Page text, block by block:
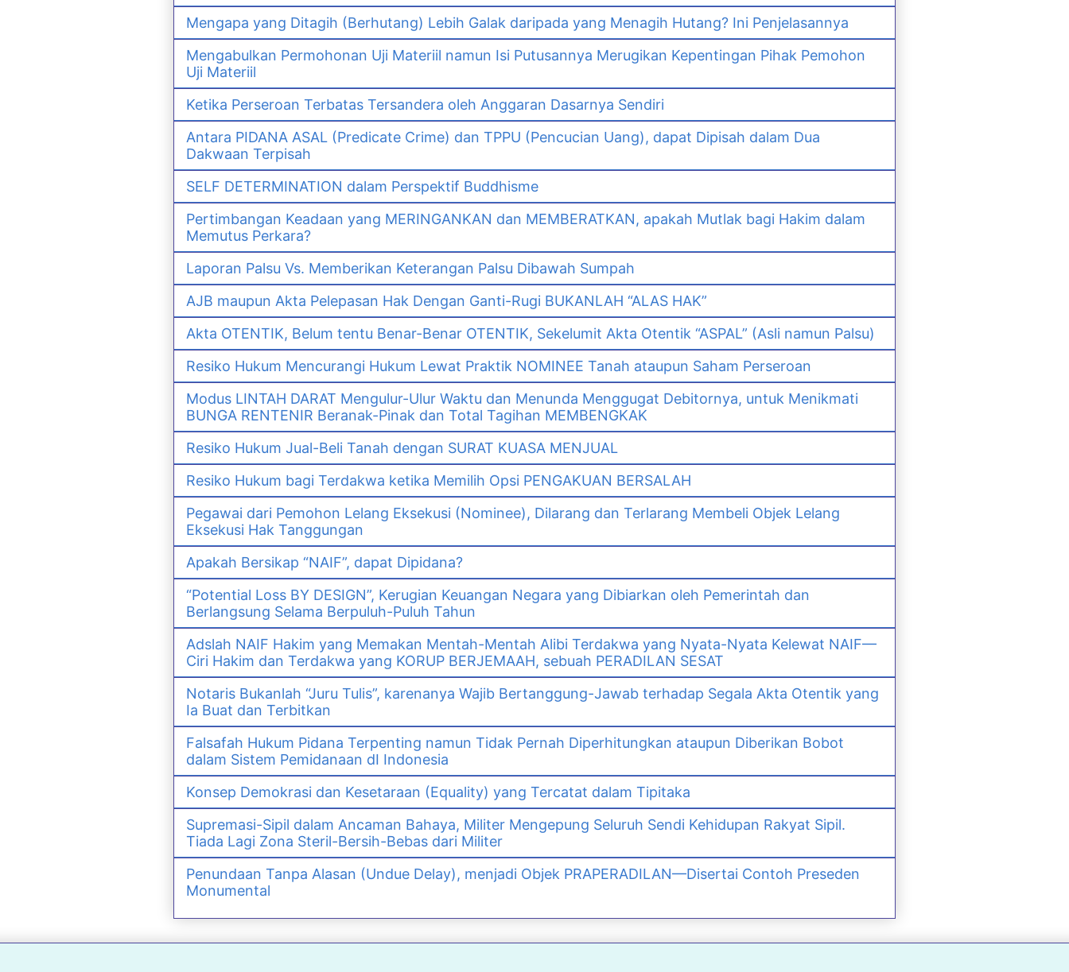
Mengapa yang Ditagih (Berhutang) Lebih Galak daripada yang Menagih Hutang? Ini Penjelasannya
Mengabulkan Permohonan Uji Materiil namun Isi Putusannya Merugikan Kepentingan Pihak Pemohon
Uji Materiil
Ketika Perseroan Terbatas Tersandera oleh Anggaran Dasarnya Sendiri
Antara PIDANA ASAL (Predicate Crime) dan TPPU (Pencucian Uang), dapat Dipisah dalam Dua
Dakwaan Terpisah
SELF DETERMINATION dalam Perspektif Buddhisme
Pertimbangan Keadaan yang MERINGANKAN dan MEMBERATKAN, apakah Mutlak bagi Hakim dalam
Memutus Perkara?
Laporan Palsu Vs. Memberikan Keterangan Palsu Dibawah Sumpah
AJB maupun Akta Pelepasan Hak Dengan Ganti-Rugi BUKANLAH “ALAS HAK”
Akta OTENTIK, Belum tentu Benar-Benar OTENTIK, Sekelumit Akta Otentik “ASPAL” (Asli namun Palsu)
Resiko Hukum Mencurangi Hukum Lewat Praktik NOMINEE Tanah ataupun Saham Perseroan
Modus LINTAH DARAT Mengulur-Ulur Waktu dan Menunda Menggugat Debitornya, untuk Menikmati
BUNGA RENTENIR Beranak-Pinak dan Total Tagihan MEMBENGKAK
Resiko Hukum Jual-Beli Tanah dengan SURAT KUASA MENJUAL
Resiko Hukum bagi Terdakwa ketika Memilih Opsi PENGAKUAN BERSALAH
Pegawai dari Pemohon Lelang Eksekusi (Nominee), Dilarang dan Terlarang Membeli Objek Lelang
Eksekusi Hak Tanggungan
Apakah Bersikap “NAIF”, dapat Dipidana?
“Potential Loss BY DESIGN”, Kerugian Keuangan Negara yang Dibiarkan oleh Pemerintah dan
Berlangsung Selama Berpuluh-Puluh Tahun
Adslah NAIF Hakim yang Memakan Mentah-Mentah Alibi Terdakwa yang Nyata-Nyata Kelewat NAIF—
Ciri Hakim dan Terdakwa yang KORUP BERJEMAAH, sebuah PERADILAN SESAT
Notaris Bukanlah “Juru Tulis”, karenanya Wajib Bertanggung-Jawab terhadap Segala Akta Otentik yang
Ia Buat dan Terbitkan
Falsafah Hukum Pidana Terpenting namun Tidak Pernah Diperhitungkan ataupun Diberikan Bobot
dalam Sistem Pemidanaan dI Indonesia
Konsep Demokrasi dan Kesetaraan (Equality) yang Tercatat dalam Tipitaka
Supremasi-Sipil dalam Ancaman Bahaya, Militer Mengepung Seluruh Sendi Kehidupan Rakyat Sipil.
Tiada Lagi Zona Steril-Bersih-Bebas dari Militer
Penundaan Tanpa Alasan (Undue Delay), menjadi Objek PRAPERADILAN—Disertai Contoh Preseden
Monumental